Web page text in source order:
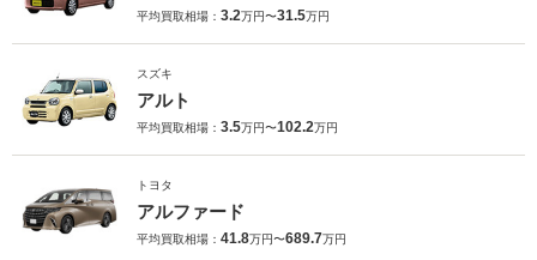
平均買取相場： 3.2万円〜31.5万円
スズキ
アルト
平均買取相場： 3.5万円〜102.2万円
トヨタ
アルファード
平均買取相場： 41.8万円〜689.7万円